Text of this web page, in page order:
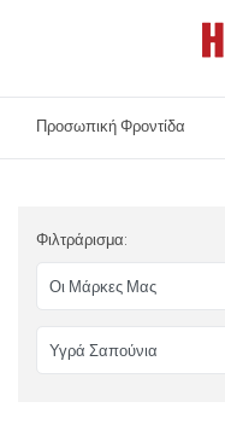
Αρχική
Ασφάλεια Προϊόντων
Επικοινωνία
Προσωπική Φροντίδα
Φιλτράρισμα: